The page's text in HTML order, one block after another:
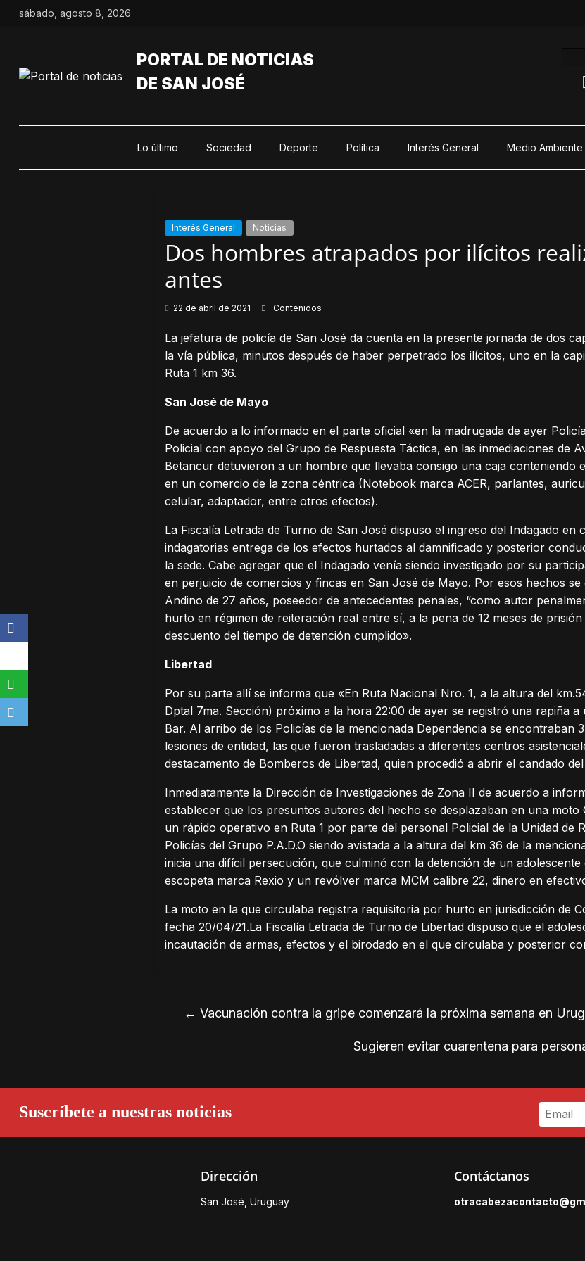
Saltarsábado, agosto 8, 2026
PORTAL DE NOTICIAS
DE SAN JOSÉ
Lo último Sociedad Deporte Política Interés General Medio Ambiente
Interés General Noticias
Dos hombres atrapados por ilícitos
antes
22 de abril de 2021 Contenidos
La jefatura de policía de San José da cuenta en la presente jornada de dos
la vía pública, minutos después de haber perpetrado los ilícitos, uno en la
Ruta 1 km 36.
San José de Mayo
De acuerdo a lo informado en el parte oficial «en la madrugada de ayer
Policial con apoyo del Grupo de Respuesta Táctica, en las inmediaciones de
Betancur detuvieron a un hombre que llevaba consigo una caja conteniendo
en un comercio de la zona céntrica (Notebook marca ACER, parlantes,
celular, adaptador, entre otros efectos).
La Fiscalía Letrada de Turno de San José dispuso el ingreso del Indagado en
indagatorias entrega de los efectos hurtados al damnificado y posterior
la sede. Cabe agregar que el Indagado venía siendo investigado por su
en perjuicio de comercios y fincas en San José de Mayo. Por esos hechos
Andino de 27 años, poseedor de antecedentes penales, “como autor
hurto en régimen de reiteración real entre sí, a la pena de 12 meses de
descuento del tiempo de detención cumplido».
Libertad
Por su parte allí se informa que «En Ruta Nacional Nro. 1, a la altura del
Dptal 7ma. Sección) próximo a la hora 22:00 de ayer se registró una rapiña
Bar. Al arribo de los Policías de la mencionada Dependencia se encontraban
lesiones de entidad, las que fueron trasladadas a diferentes centros
destacamento de Bomberos de Libertad, quien procedió a abrir el candado
Inmediatamente la Dirección de Investigaciones de Zona II de acuerdo a
establecer que los presuntos autores del hecho se desplazaban en una
un rápido operativo en Ruta 1 por parte del personal Policial de la Unidad de
Policías del Grupo P.A.D.O siendo avistada a la altura del km 36 de la
inicia una difícil persecución, que culminó con la detención de un
escopeta marca Rexio y un revólver marca MCM calibre 22, dinero en
La moto en la que circulaba registra requisitoria por hurto en jurisdicción de
fecha 20/04/21.La Fiscalía Letrada de Turno de Libertad dispuso que el
incautación de armas, efectos y el birodado en el que circulaba y posterior
← Vacunación contra la gripe comenzará la próxima semana en
Sugieren evitar cuarentena para
Suscríbete a nuestras noticias
Dirección
San José, Uruguay
Contáctanos